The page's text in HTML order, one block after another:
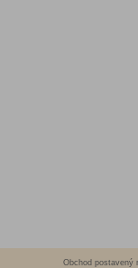
Obchod postavený